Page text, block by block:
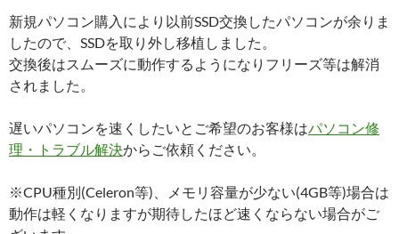
新規パソコン購入により以前SSD交換したパソコンが余りま
したので、SSDを取り外し移植しました。
交換後はスムーズに動作するようになりフリーズ等は解消
されました。
遅いパソコンを速くしたいとご希望のお客様はパソコン修
理・トラブル解決からご依頼ください。
※CPU種別(Celeron等)、メモリ容量が少ない(4GB等)場合は
動作は軽くなりますが期待したほど速くならない場合がご